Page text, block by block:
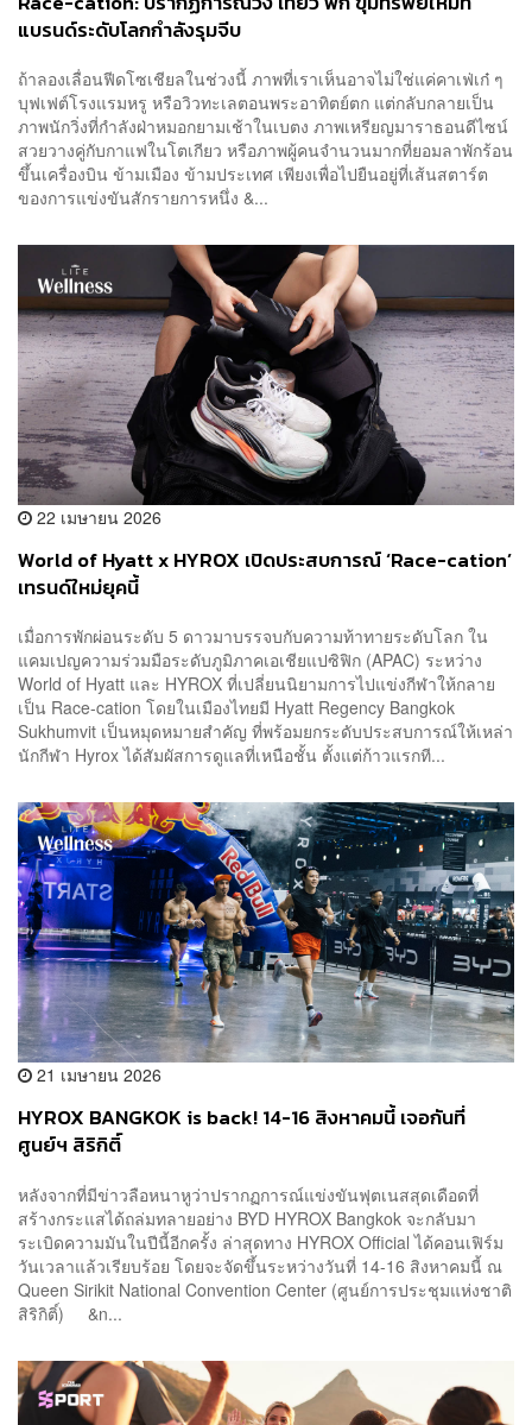
แบรนด์ระดับโลกกำลังรุมจีบ
ถ้าลองเลื่อนฟีดโซเชียลในช่วงนี้ ภาพที่เราเห็นอาจไม่ใช่แค่คาเฟ่เก๋ ๆ
บุฟเฟต์โรงแรมหรู หรือวิวทะเลตอนพระอาทิตย์ตก แต่กลับกลายเป็น
ภาพนักวิ่งที่กำลังฝ่าหมอกยามเช้าในเบตง ภาพเหรียญมาราธอนดีไซน์
สวยวางคู่กับกาแฟในโตเกียว หรือภาพผู้คนจำนวนมากที่ยอมลาพักร้อน
ขึ้นเครื่องบิน ข้ามเมือง ข้ามประเทศ เพียงเพื่อไปยืนอยู่ที่เส้นสตาร์ต
ของการแข่งขันสักรายการหนึ่ง &...
22 เมษายน 2026
World of Hyatt x HYROX เปิดประสบการณ์ ‘Race-cation’
เทรนด์ใหม่ยุคนี้
เมื่อการพักผ่อนระดับ 5 ดาวมาบรรจบกับความท้าทายระดับโลก ใน
แคมเปญความร่วมมือระดับภูมิภาคเอเชียแปซิฟิก (APAC) ระหว่าง
World of Hyatt และ HYROX ที่เปลี่ยนนิยามการไปแข่งกีฬาให้กลาย
เป็น Race-cation โดยในเมืองไทยมี Hyatt Regency Bangkok
Sukhumvit เป็นหมุดหมายสำคัญ ที่พร้อมยกระดับประสบการณ์ให้เหล่า
นักกีฬา Hyrox ได้สัมผัสการดูแลที่เหนือชั้น ตั้งแต่ก้าวแรกที...
21 เมษายน 2026
HYROX BANGKOK is back! 14-16 สิงหาคมนี้ เจอกันที่
ศูนย์ฯ สิริกิติ์
หลังจากที่มีข่าวลือหนาหูว่าปรากฏการณ์แข่งขันฟุตเนสสุดเดือดที่
สร้างกระแสได้ถล่มทลายอย่าง BYD HYROX Bangkok จะกลับมา
ระเบิดความมันในปีนี้อีกครั้ง ล่าสุดทาง HYROX Official ได้คอนเฟิร์ม
วันเวลาแล้วเรียบร้อย โดยจะจัดขึ้นระหว่างวันที่ 14-16 สิงหาคมนี้ ณ
Queen Sirikit National Convention Center (ศูนย์การประชุมแห่งชาติ
สิริกิติ์) &n...